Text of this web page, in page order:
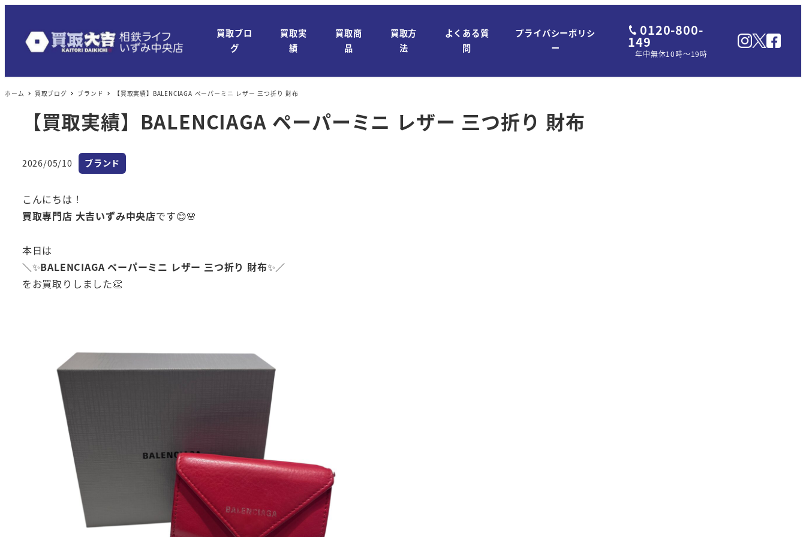
買取ブロ
グ
買取実
績
買取商
品
買取方
法
よくある質
問
プライバシーポリシ
ー
0120-800-
149
年中無休10時～19時
ホーム 買取ブログ ブランド 【買取実績】BALENCIAGA ペーパーミニ レザー 三つ折り 財布
【買取実績】BALENCIAGA ペーパーミニ レザー 三つ折り 財布
投稿日
2026/05/10 カテゴリー
ブランド
こんにちは！
買取専門店 大吉いずみ中央店です😊🌸
本日は
＼✨BALENCIAGA ペーパーミニ レザー 三つ折り 財布✨／
をお買取りしました👏